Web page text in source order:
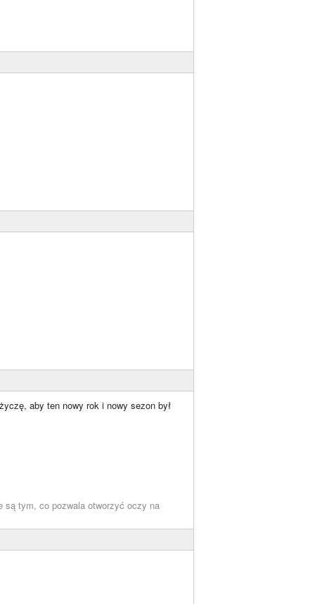
aby ten nowy rok i nowy sezon był
są tym, co pozwala otworzyć oczy na